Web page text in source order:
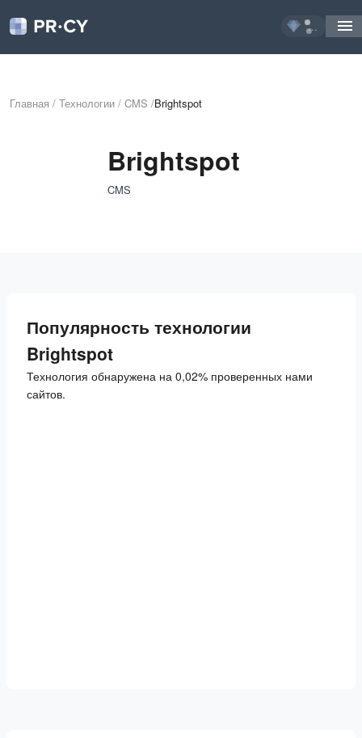
...
Главная / Технологии / CMS /Brightspot
Brightspot
CMS
Популярность технологии
Brightspot
Технология обнаружена на 0,02% проверенных нами
сайтов.